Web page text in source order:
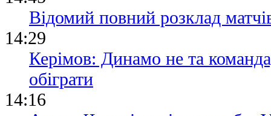
Відомий повний розклад
14:29
Керімов: Динамо не та
обіграти
14:16